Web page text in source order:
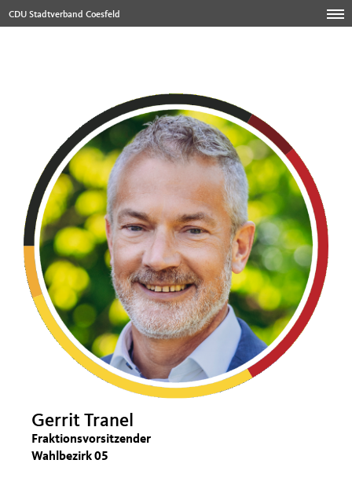
CDU Stadtverband Coesfeld
Gerrit Tranel
Fraktionsvorsitzender
Wahlbezirk 05